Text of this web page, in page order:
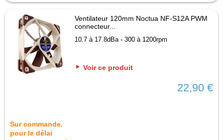
Ventilateur 120mm Noctua NF-S12A PWM
connecteur...
10.7 à 17.8dBa - 300 à 1200rpm
Voir ce produit
22,90 €
Sur commande.
pour le délai